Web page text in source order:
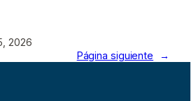
2026
Página siguiente →